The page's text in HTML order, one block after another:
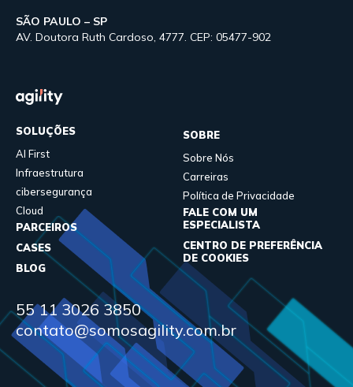
SÃO PAULO – SP
AV. Doutora Ruth Cardoso, 4777. CEP: 05477-902
SOLUÇÕES
AI First
Infraestrutura
cibersegurança
Cloud
PARCEIROS
CASES
BLOG
SOBRE
Sobre Nós
Carreiras
Política de Privacidade
FALE COM UM
ESPECIALISTA
CENTRO DE PREFERÊNCIA
DE COOKIES
55 11 3026 3850
contato@somosagility.com.br